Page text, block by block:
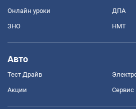
Онлайн уроки ДПА
ЗНО НМТ
Авто
Тест Драйв
Акции Сервис